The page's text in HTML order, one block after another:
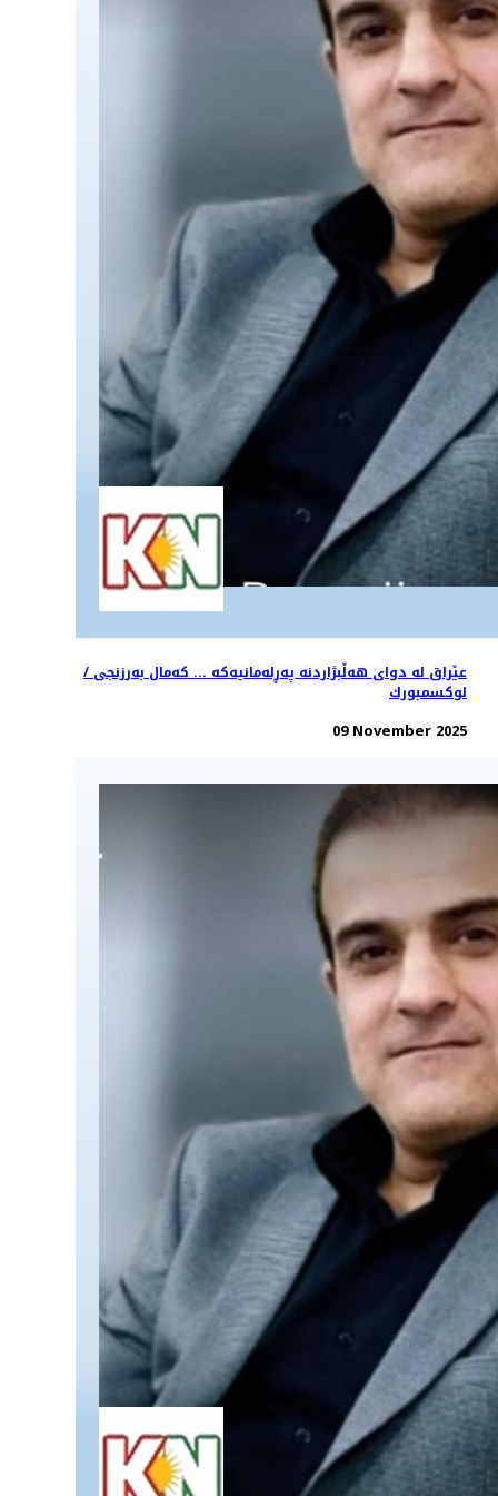
عێراق له دواى هەڵبژاردنە پەڕلەمانیەکە ... كەمال بەرزنجى /
لوكسمبورك
09 November 2025